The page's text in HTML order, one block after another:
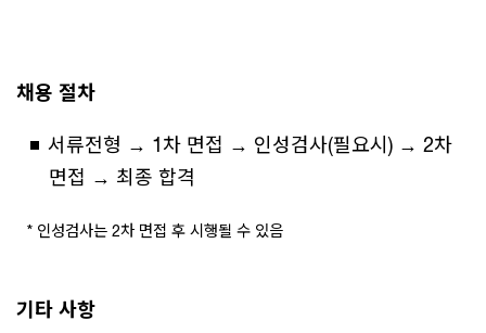
채용 절차
서류전형 → 1차 면접 → 인성검사(필요시) → 2차
면접 → 최종 합격
* 인성검사는 2차 면접 후 시행될 수 있음
기타 사항